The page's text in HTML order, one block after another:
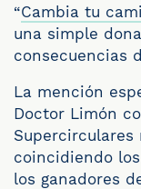
“Cambia tu
una simple
consecuencias
La mención
Doctor Limón
Supercirculares
coincidiendo
los ganadores